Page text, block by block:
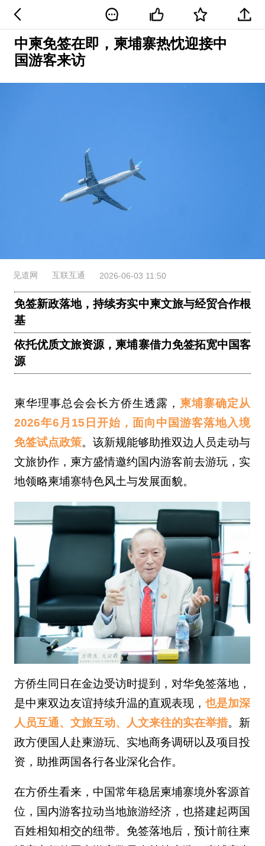
中柬免签在即，柬埔寨热忱迎接中
国游客来访
见道网 互联互通 2026-06-03 11:50
免签新政落地，持续夯实中柬文旅与经贸合作根
基
依托优质文旅资源，柬埔寨借力免签拓宽中国客
源
柬华理事总会会长方侨生透露， 柬埔寨确定从
2026年6月15日开始，面向中国游客落地入境
免签试点政策。该新规能够助推双边人员走动与
文旅协作，柬方盛情邀约国内游客前去游玩，实
地领略柬埔寨特色风土与发展面貌。
方侨生同日在金边受访时提到，对华免签落地，
是中柬双边友谊持续升温的直观表现， 也是加深
人员互通、文旅互动、人文来往的实在举措。新
政方便国人赴柬游玩、实地商务调研以及项目投
资，助推两国各行各业深化合作。
在方侨生看来，中国常年稳居柬埔寨境外客源首
位，国内游客拉动当地旅游经济，也搭建起两国
百姓相知相交的纽带。免签落地后，预计前往柬